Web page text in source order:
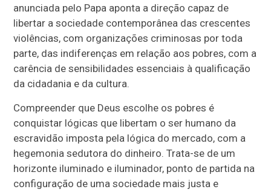
anunciada pelo Papa aponta a direção capaz de
libertar a sociedade contemporânea das crescentes
violências, com organizações criminosas por toda
parte, das indiferenças em relação aos pobres, com a
carência de sensibilidades essenciais à qualificação
da cidadania e da cultura.
Compreender que Deus escolhe os pobres é
conquistar lógicas que libertam o ser humano da
escravidão imposta pela lógica do mercado, com a
hegemonia sedutora do dinheiro. Trata-se de um
horizonte iluminado e iluminador, ponto de partida na
configuração de uma sociedade mais justa e